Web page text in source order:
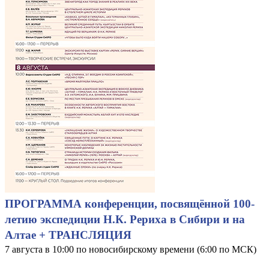
ПРОГРАММА конференции, посвящённой 100-
летию экспедиции Н.К. Рериха в Сибири и на
Алтае + ТРАНСЛЯЦИЯ
7 августа в 10:00 по новосибирскому времени (6:00 по МСК)